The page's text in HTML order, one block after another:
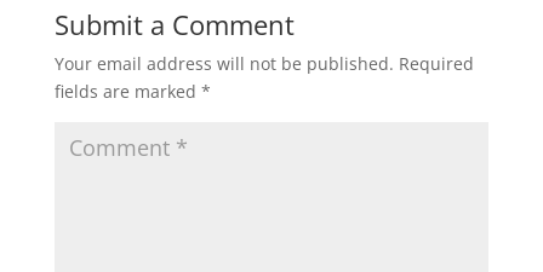
Submit a Comment
Your email address will not be published. Required
fields are marked *